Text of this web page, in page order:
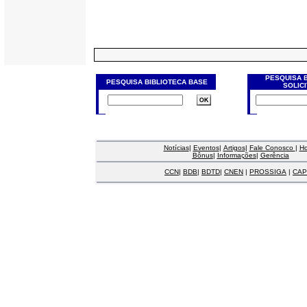
PESQUISA BIBLIOTECA BASE
PESQUISA
Notícias| Eventos| Artigos| Fale Conosco |
Bônus| Informações| Gerência
CCN| BDB| BDTD| CNEN | PROSSIGA |